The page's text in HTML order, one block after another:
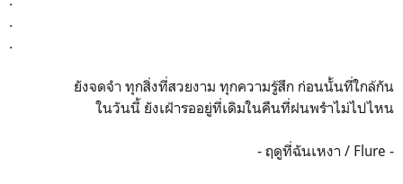
.
.
ยังจดจำ ทุกสิ่งที่สวยงาม ทุกความรู้สึก ก่อนนั้นที่ใกล้กัน
ในวันนี้ ยังเฝ้ารออยู่ที่เดิมในคืนที่ฝนพรำไม่ไปไหน
- ฤดูที่ฉันเหงา / Flure -